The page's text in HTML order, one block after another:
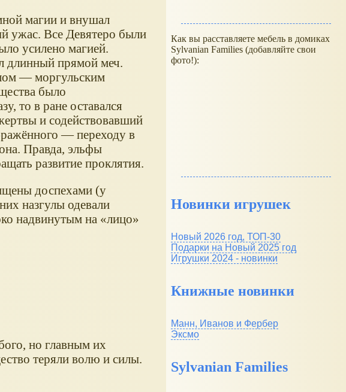
магии и внушал
ужас. Все Девятеро были
усилено магией.
длинный прямой меч.
— моргульским
было
то в ране оставался
и содействовавший
— переходу в
Правда, эльфы
развитие проклятия.
доспехами (у
назгулы одевали
надвинутым на «лицо»
но главным их
теряли волю и силы.
Как вы расставляете мебель в домиках
Sylvanian Families (добавляйте свои
фото!):
Новинки игрушек
Новый 2026 год, ТОП-30
Подарки на Новый 2025 год
Игрушки 2024 - новинки
Книжные новинки
Манн, Иванов и Фербер
Эксмо
Sylvanian Families